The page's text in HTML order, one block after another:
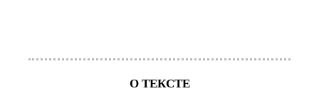
О ТЕКСТЕ